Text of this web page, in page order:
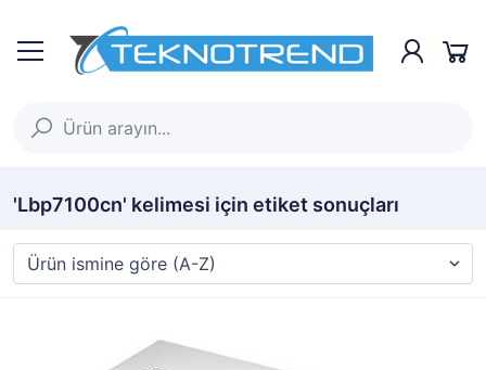
'Lbp7100cn' kelimesi için etiket sonuçları